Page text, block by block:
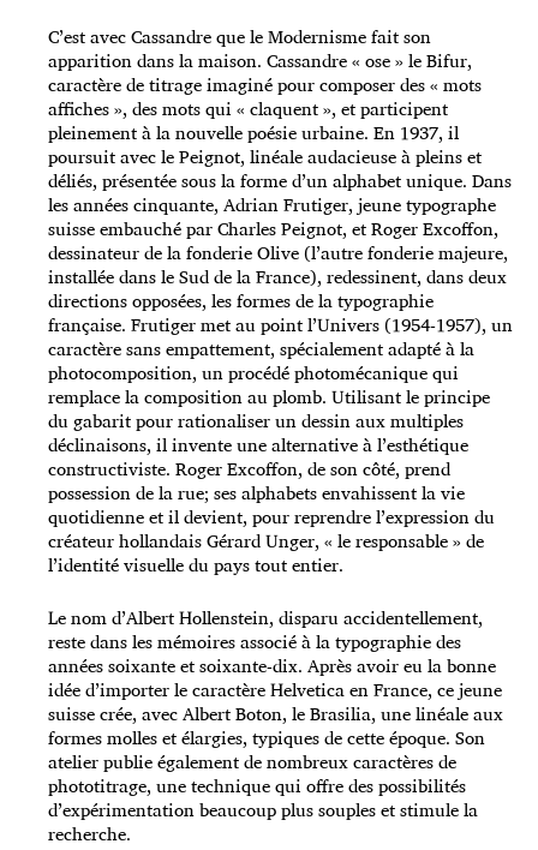
C’est avec Cassandre que le Modernisme fait son
apparition dans la maison. Cassandre « ose » le Bifur,
caractère de titrage imaginé pour composer des « mots
affiches », des mots qui « claquent », et participent
pleinement à la nouvelle poésie urbaine. En 1937, il
poursuit avec le Peignot, linéale audacieuse à pleins et
déliés, présentée sous la forme d’un alphabet unique. Dans
les années cinquante, Adrian Frutiger, jeune typographe
suisse embauché par Charles Peignot, et Roger Excoffon,
dessinateur de la fonderie Olive (l’autre fonderie majeure,
installée dans le Sud de la France), redessinent, dans deux
directions opposées, les formes de la typographie
française. Frutiger met au point l’Univers (1954-1957), un
caractère sans empattement, spécialement adapté à la
photocomposition, un procédé photomécanique qui
remplace la composition au plomb. Utilisant le principe
du gabarit pour rationaliser un dessin aux multiples
déclinaisons, il invente une alternative à l’esthétique
constructiviste. Roger Excoffon, de son côté, prend
possession de la rue; ses alphabets envahissent la vie
quotidienne et il devient, pour reprendre l’expression du
créateur hollandais Gérard Unger, « le responsable » de
l’identité visuelle du pays tout entier.
Le nom d’Albert Hollenstein, disparu accidentel­lement,
reste dans les mémoires associé à la typographie des
années soixante et soixante-dix. Après avoir eu la bonne
idée d’importer le caractère Helvetica en France, ce jeune
suisse crée, avec Albert Boton, le Brasilia, une linéale aux
formes molles et élargies, typiques de cette époque. Son
atelier publie également de nombreux caractères de
phototitrage, une technique qui offre des possibilités
d’expérimentation beaucoup plus souples et stimule la
recherche.